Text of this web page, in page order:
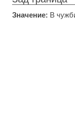
Значение: В